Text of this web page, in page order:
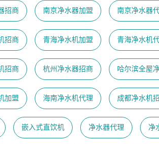
招商 南京净水器加盟 南京净水器
招商 青海净水机加盟 青海净水机
招商 杭州净水器招商 哈尔滨全屋
加盟 海南净水机代理 成都净水机
嵌入式直饮机 净水器代理 净